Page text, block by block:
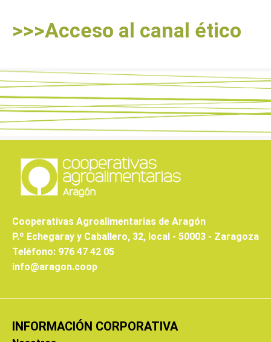
>>>Acceso al canal ético
Cooperativas Agroalimentarias de Aragón
P.º Echegaray y Caballero, 32, local - 50003 - Zaragoza
Teléfono: 976 47 42 05
info@aragon.coop
INFORMACIÓN CORPORATIVA